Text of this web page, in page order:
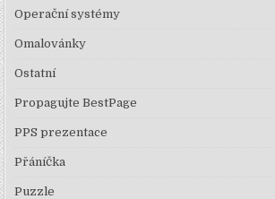
Operační systémy
Omalovánky
Ostatní
Propagujte BestPage
PPS prezentace
Přáníčka
Puzzle